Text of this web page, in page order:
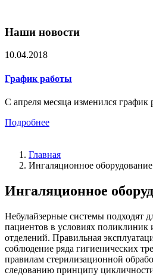
Наши новости
10.04.2018
График работы
С апреля месяца изменился график
Подробнее
Главная
Ингаляционное
Ингаляционное
Небулайзерные системы подходят
пациентов в условиях поликлиник
отделений. Правильная
соблюдение ряда гигиенических
правилам стерилизационной
следованию принципу